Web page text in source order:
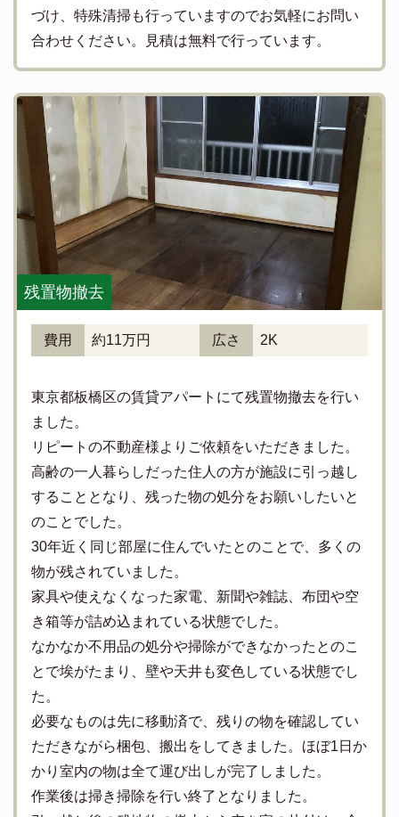
づけ、特殊清掃も行っていますのでお気軽にお問い
合わせください。見積は無料で行っています。
残置物撤去
費用 約11万円 広さ 2K
東京都板橋区の賃貸アパートにて残置物撤去を行い
ました。
リピートの不動産様よりご依頼をいただきました。
高齢の一人暮らしだった住人の方が施設に引っ越し
することとなり、残った物の処分をお願いしたいと
のことでした。
30年近く同じ部屋に住んでいたとのことで、多くの
物が残されていました。
家具や使えなくなった家電、新聞や雑誌、布団や空
き箱等が詰め込まれている状態でした。
なかなか不用品の処分や掃除ができなかったとのこ
とで埃がたまり、壁や天井も変色している状態でし
た。
必要なものは先に移動済で、残りの物を確認してい
ただきながら梱包、搬出をしてきました。ほぼ1日か
かり室内の物は全て運び出しが完了しました。
作業後は掃き掃除を行い終了となりました。